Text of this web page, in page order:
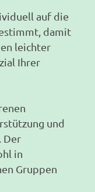
auf die
damit
leichter
Ihrer
und
Der
in
Gruppen